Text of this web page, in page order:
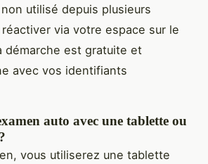
utilisé depuis plusieurs
via votre espace sur le
démarche est gratuite et
avec vos identifiants
auto avec une tablette ou
vous utiliserez une tablette